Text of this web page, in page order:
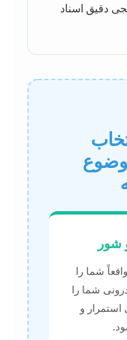
دقیق اسناد
شما را
شما را
استمرار و